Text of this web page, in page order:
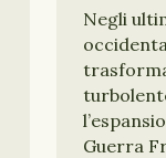
Negli
Guerra